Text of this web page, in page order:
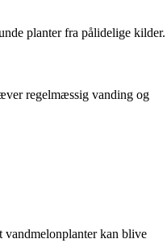
planter fra pålidelige kilder.
regelmæssig vanding og
vandmelonplanter kan blive